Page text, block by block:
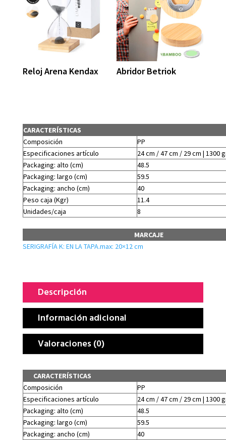
Reloj Arena Kendax Abridor Betriok
CARACTERÍSTICAS
Composición
PP
Especificaciones artículo
24 cm / 47 cm / 29 cm | 1300
Packaging: alto (cm)
48.5
Packaging: largo (cm)
59.5
Packaging: ancho (cm)
40
Peso caja (Kgr)
11.4
Unidades/caja
8
MARCAJE
SERIGRAFÍA K: EN LA TAPA.max: 20×12 cm
Descripción
Información adicional
Valoraciones (0)
CARACTERÍSTICAS
Composición
PP
Especificaciones artículo
24 cm / 47 cm / 29 cm | 1300
Packaging: alto (cm)
48.5
Packaging: largo (cm)
59.5
Packaging: ancho (cm)
40